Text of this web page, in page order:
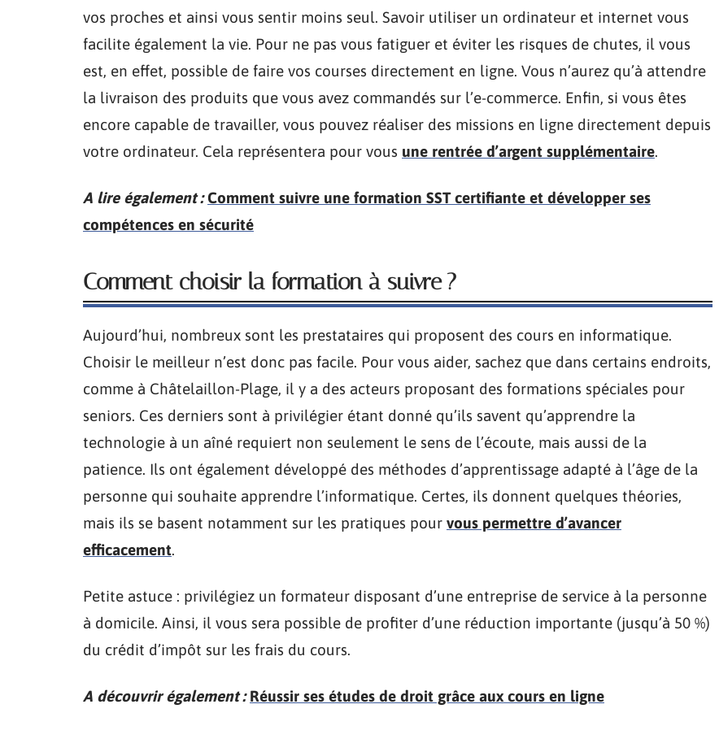
vos proches et ainsi vous sentir moins seul. Savoir utiliser un ordinateur et internet vous
facilite également la vie. Pour ne pas vous fatiguer et éviter les risques de chutes, il vous
est, en effet, possible de faire vos courses directement en ligne. Vous n’aurez qu’à attendre
la livraison des produits que vous avez commandés sur l’e-commerce. Enfin, si vous êtes
encore capable de travailler, vous pouvez réaliser des missions en ligne directement depuis
votre ordinateur. Cela représentera pour vous une rentrée d’argent supplémentaire.
A lire également : Comment suivre une formation SST certifiante et développer ses
compétences en sécurité
Comment choisir la formation à suivre ?
Aujourd’hui, nombreux sont les prestataires qui proposent des cours en informatique.
Choisir le meilleur n’est donc pas facile. Pour vous aider, sachez que dans certains endroits,
comme à Châtelaillon-Plage, il y a des acteurs proposant des formations spéciales pour
seniors. Ces derniers sont à privilégier étant donné qu’ils savent qu’apprendre la
technologie à un aîné requiert non seulement le sens de l’écoute, mais aussi de la
patience. Ils ont également développé des méthodes d’apprentissage adapté à l’âge de la
personne qui souhaite apprendre l’informatique. Certes, ils donnent quelques théories,
mais ils se basent notamment sur les pratiques pour vous permettre d’avancer
efficacement.
Petite astuce : privilégiez un formateur disposant d’une entreprise de service à la personne
à domicile. Ainsi, il vous sera possible de profiter d’une réduction importante (jusqu’à 50 %)
du crédit d’impôt sur les frais du cours.
A découvrir également : Réussir ses études de droit grâce aux cours en ligne